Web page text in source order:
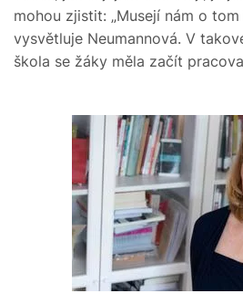
mohou zjistit: „Musejí nám o
vysvětluje Neumannová. V
škola se žáky měla začít